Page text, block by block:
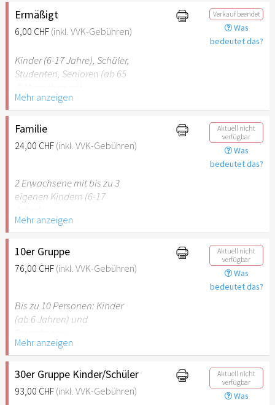
Ermäßigt
6,00 CHF (inkl. VVK-Gebühren)
Verkauf beendet
Was
bedeutet das?
Kinder (6-17 Jahre), Schüler,
Studenten, Senioren (ab 65
Behinderung (ab 50%),
Begleitperson. Der jeweilige
Ausweis ist beim Einlass
vorzulegen.
Jahren ist der Ostergarten
Stuttgart nicht
Mehr anzeigen
Familie
24,00 CHF (inkl. VVK-Gebühren)
Aktuell nicht
verfügbar
Was
bedeutet das?
2 Erwachsene mit bis zu 3
eigenen Kindern (6-17
Hinweis: Für Kinder unter 6
Jahren ist der Ostergarten
Stuttgart nicht
empfehlenswert.
Mehr anzeigen
10er Gruppe
76,00 CHF (inkl. VVK-Gebühren)
Aktuell nicht
verfügbar
Was
bedeutet das?
Bis zu 10 Personen: Kinder
(ab 6 Jahren) und
Hinweis: Für Kinder unter 6
Jahren ist der Ostergarten
Stuttgart nicht
empfehlenswert.
Mehr anzeigen
30er Gruppe Kinder/Schüler
93,00 CHF (inkl. VVK-Gebühren)
Aktuell nicht
verfügbar
Was